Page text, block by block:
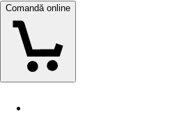
Comandă online